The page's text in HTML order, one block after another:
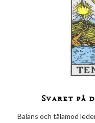
Svaret på
Balans och tålamod